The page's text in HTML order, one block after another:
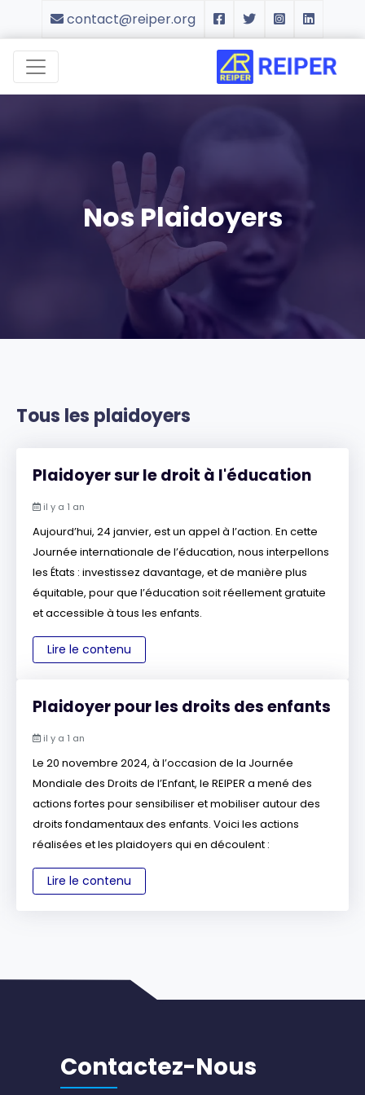
contact@reiper.org
Nos Plaidoyers
Tous les plaidoyers
Plaidoyer sur le droit à l'éducation
il y a 1 an
Aujourd’hui, 24 janvier, est un appel à l’action. En cette
Journée internationale de l’éducation, nous interpellons
les États : investissez davantage, et de manière plus
équitable, pour que l’éducation soit réellement gratuite
et accessible à tous les enfants.
Lire le contenu
Plaidoyer pour les droits des enfants
il y a 1 an
Le 20 novembre 2024, à l’occasion de la Journée
Mondiale des Droits de l’Enfant, le REIPER a mené des
actions fortes pour sensibiliser et mobiliser autour des
droits fondamentaux des enfants. Voici les actions
réalisées et les plaidoyers qui en découlent :
Lire le contenu
Contactez-Nous